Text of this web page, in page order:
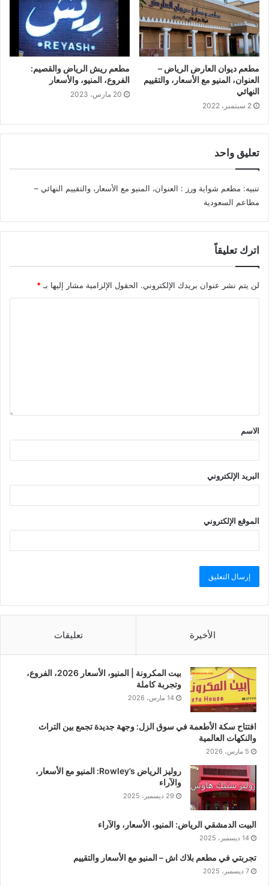
مطعم ديوان العارض الرياض –
العنوان، المنيو مع الأسعار، والتقييم
النهائي
2 سبتمبر، 2022
مطعم ريش الرياض والقصيم:
الفروع، المنيو، والأسعار
20 مارس، 2023
تعليق واحد
تنبيه: مطعم شواية ورز : العنوان، المنيو مع الأسعار، والتقييم النهائي –
مطاعم السعودية
اترك تعليقاً
لن يتم نشر عنوان بريدك الإلكتروني. الحقول الإلزامية مشار إليها بـ *
الاسم
البريد الإلكتروني
الموقع الإلكتروني
الأخيرة تعليقات
بيت المكرونة | المنيو، الأسعار 2026، الفروع،
وتجربة كاملة
14 مارس، 2026
افتتاح سكة الأطعمة في سوق الزل: وجهة جديدة تجمع بين التراث
والنكهات العالمية
5 مارس، 2026
روليز الرياض Rowley’s: المنيو مع الأسعار،
والآراء
29 ديسمبر، 2025
البيت الدمشقي الرياض: المنيو، الأسعار، والآراء
14 ديسمبر، 2025
تجربتي في مطعم بلاك اش – المنيو مع الأسعار والتقييم
7 ديسمبر، 2025